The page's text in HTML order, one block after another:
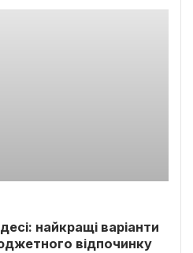
найкращі варіанти
відпочинку